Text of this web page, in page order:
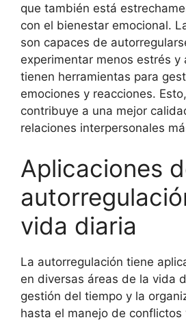
que también está
con el bienestar emocional.
son capaces de
experimentar menos estrés y
tienen herramientas para
emociones y reacciones.
contribuye a una mejor
relaciones interpersonales
Aplicaciones
vida diaria
La autorregulación tiene
en diversas áreas de la vida
gestión del tiempo y la
hasta el manejo de conflictos